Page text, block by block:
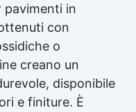
pavimenti in
con
o
creano un
disponibile
e finiture. È